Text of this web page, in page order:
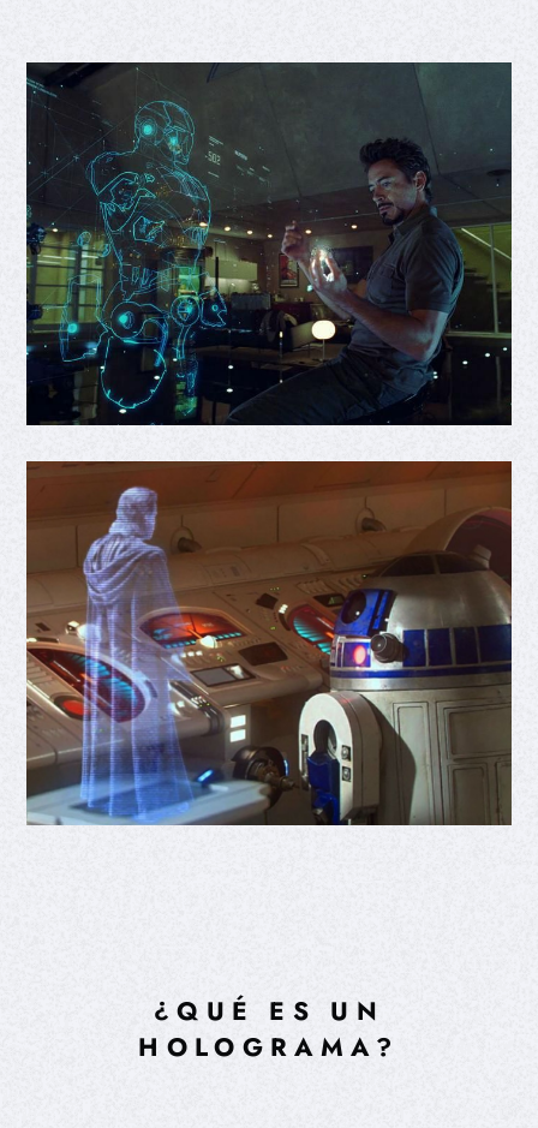
¿QUÉ ES UN
HOLOGRAMA?